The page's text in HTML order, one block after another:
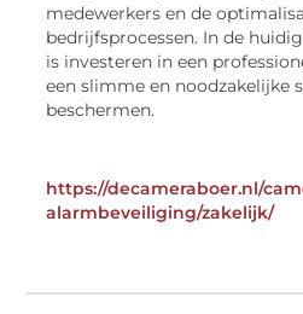
medewerkers en de
bedrijfsprocessen. In de
is investeren in een
een slimme en noodzakelijke
beschermen.
https://decameraboer.nl/
alarmbeveiliging/zakelijk/